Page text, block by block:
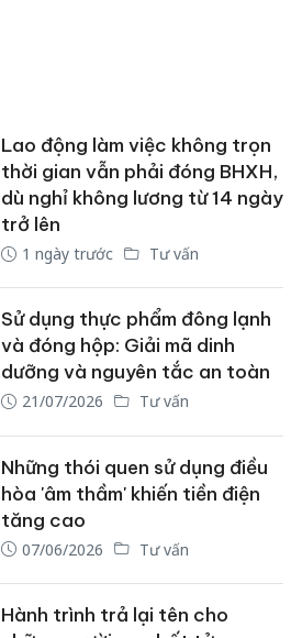
Lao động làm việc không trọn
thời gian vẫn phải đóng BHXH,
dù nghỉ không lương từ 14 ngày
trở lên
1 ngày trước Tư vấn
Sử dụng thực phẩm đông lạnh
và đóng hộp: Giải mã dinh
dưỡng và nguyên tắc an toàn
21/07/2026 Tư vấn
Những thói quen sử dụng điều
hòa 'âm thầm' khiến tiền điện
tăng cao
07/06/2026 Tư vấn
Hành trình trả lại tên cho